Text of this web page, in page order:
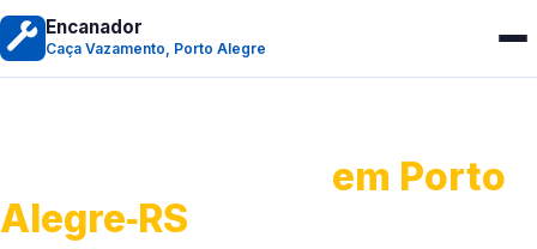
Encanador
Caça Vazamento, Porto Alegre
em Porto
Alegre‑RS